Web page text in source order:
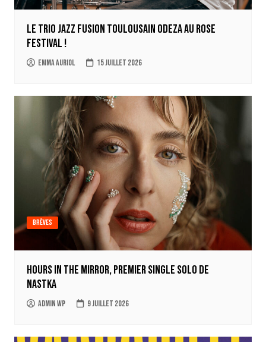
Le trio jazz fusion toulousain ODEZA au Rose
Festival !
Emma Auriol 15 juillet 2026
Brèves
Hours in the mirror, premier single solo de
Nastka
Admin WP 9 juillet 2026